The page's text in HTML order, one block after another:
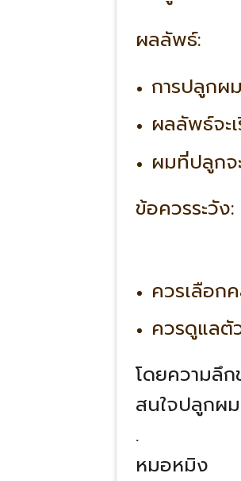
ผลลัพธ์:
การปลูกผ
ผลลัพธ์จะ
ผมที่ปลูกจ
ข้อควรระวัง:
ควรเลือก
ควรดูแลตั
โดยความลึ
สนใจปลูกผ
.
หมอหมิง